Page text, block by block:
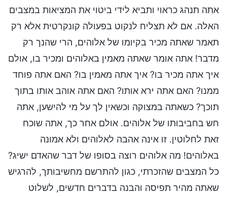
אתה תנהג כראוי ותביא לידי ביטוי את המציאות במצבים
האלה. אם לא תצליח לנקוט בפעולה קונקרטית אלא רק
תאמר שאתה מכיר בקיומו של אלוהים, הרי שהנך רק
מדבר! אתה אומר שאתה מאמין באלוהים ומכיר בו, אולם
איך אתה מכיר בו? איך אתה מאמין בו? האם אתה פוחד
ממנו? האם אתה ירא אותו? האם אתה אוהב אותו בתוך
תוכך? כשאתה במצוקה וכשאין לך על מי להישען, אתה
חש בחביבותו של אלוהים. אולם אחר כך, אתה שוכח
זאת לחלוטין. זו אינה אהבה לאלוהים ולא אמונה
באלוהים! מה אלוהים רוצה בסופו של דבר שהאדם ישיג?
כל המצבים שהזכרתי, כגון להתרשם מחשיבותך, להרגיש
שאתה מהיר תפיסה והבנה בדברים חדשים, לשלוט